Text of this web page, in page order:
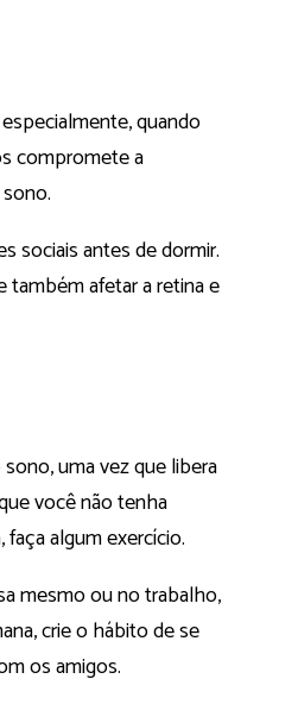
quando
compromete a
sociais antes de dormir.
afetar a retina e
uma vez que libera
você não tenha
algum exercício.
mesmo ou no trabalho,
crie o hábito de se
os amigos.